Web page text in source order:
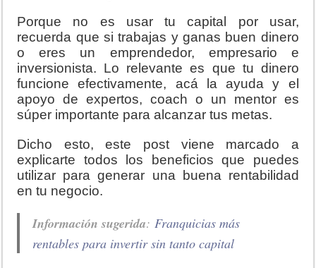
Porque no es usar tu capital por usar,
recuerda que si trabajas y ganas buen dinero
o eres un emprendedor, empresario e
inversionista. Lo relevante es que tu dinero
funcione efectivamente, acá la ayuda y el
apoyo de expertos, coach o un mentor es
súper importante para alcanzar tus metas.
Dicho esto, este post viene marcado a
explicarte todos los beneficios que puedes
utilizar para generar una buena rentabilidad
en tu negocio.
Información sugerida:Franquicias más
rentables para invertir sin tanto capital